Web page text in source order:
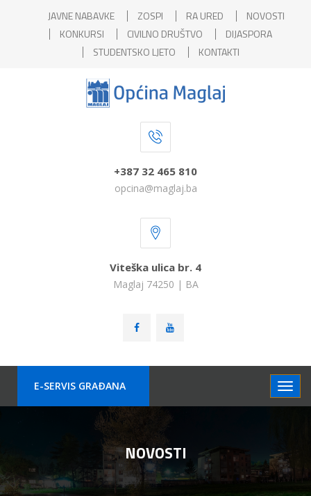
JAVNE NABAVKE ZOSPI RA URED
NOVOSTI
KONKURSI
CIVILNO DRUŠTVO
DIJASPORA
STUDENTSKO LJETO
KONTAKTI
+387 32 465 810
opcina@maglaj.ba
Viteška ulica br. 4
Maglaj 74250 | BA
E-SERVIS GRAÐANA
NOVOSTI